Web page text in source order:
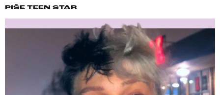
PIŠE TEEN STAR